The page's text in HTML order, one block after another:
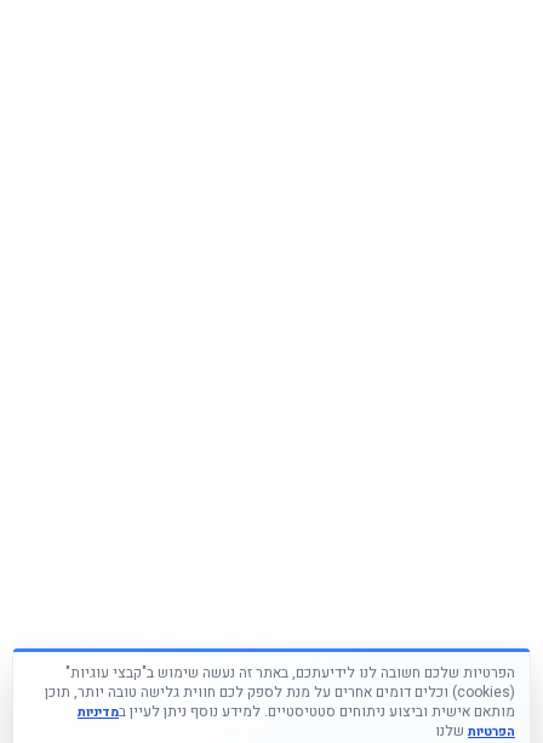
הפרטיות שלכם חשובה לנו לידיעתכם, באתר זה נעשה שימוש ב"קבצי עוגיות"
(cookies) וכלים דומים אחרים על מנת לספק לכם חווית גלישה טובה יותר, תוכן
מותאם אישית וביצוע ניתוחים סטטיסטיים. למידע נוסף ניתן לעיין במדיניות
הפרטיות שלנו